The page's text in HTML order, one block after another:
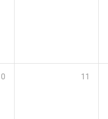
11